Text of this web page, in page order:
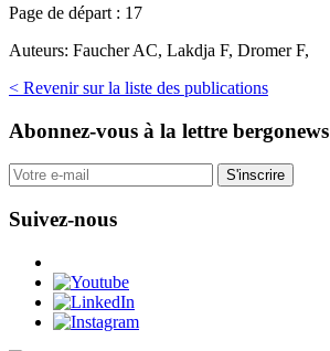
Page de départ : 17
Auteurs: Faucher AC, Lakdja F, Dromer F,
< Revenir sur la liste des publications
Abonnez-vous à la lettre bergonews
S'inscrire
Suivez-nous